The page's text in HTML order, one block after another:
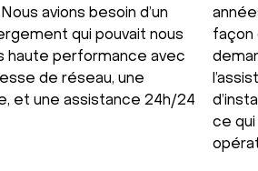
avions besoin d’un
qui pouvait nous
haute performance avec
de réseau, une
et une assistance 24h/24
façon
ce qui